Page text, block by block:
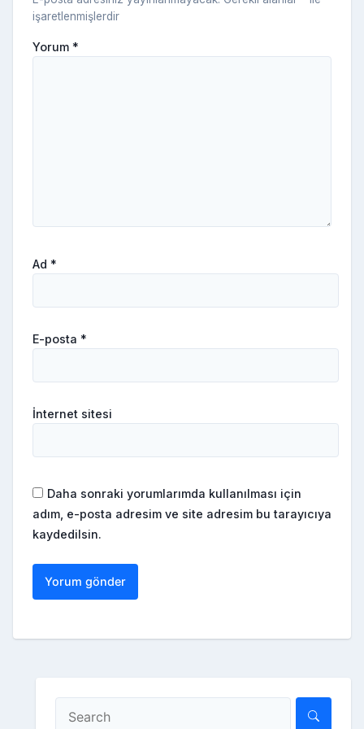
işaretlenmişlerdir
Yorum *
Ad *
E-posta *
İnternet sitesi
Daha sonraki yorumlarımda kullanılması için
adım, e-posta adresim ve site adresim bu tarayıcıya
kaydedilsin.